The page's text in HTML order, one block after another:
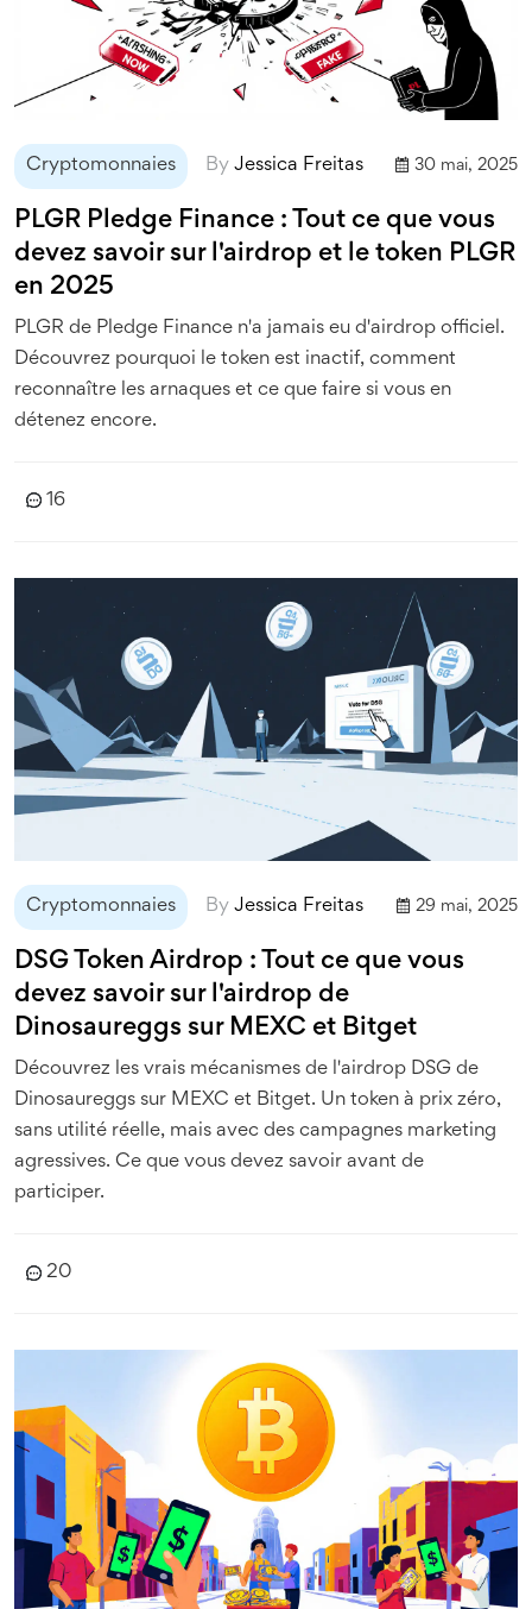
Cryptomonnaies By Jessica Freitas 30 mai, 2025
PLGR Pledge Finance : Tout ce que vous
devez savoir sur l'airdrop et le token PLGR
en 2025
PLGR de Pledge Finance n'a jamais eu d'airdrop officiel.
Découvrez pourquoi le token est inactif, comment
reconnaître les arnaques et ce que faire si vous en
détenez encore.
16
Cryptomonnaies By Jessica Freitas 29 mai, 2025
DSG Token Airdrop : Tout ce que vous
devez savoir sur l'airdrop de
Dinosaureggs sur MEXC et Bitget
Découvrez les vrais mécanismes de l'airdrop DSG de
Dinosaureggs sur MEXC et Bitget. Un token à prix zéro,
sans utilité réelle, mais avec des campagnes marketing
agressives. Ce que vous devez savoir avant de
participer.
20